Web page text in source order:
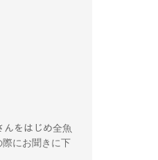
んをはじめ全魚
際にお聞きに下